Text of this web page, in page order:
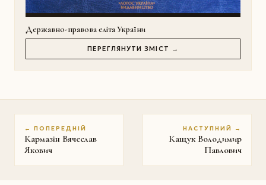
Державно-правова еліта України
ПЕРЕГЛЯНУТИ ЗМІСТ →
← ПОПЕРЕДНІЙ
Кармазін Вячеслав
Якович
НАСТУПНИЙ →
Кащук Володимир
Павлович